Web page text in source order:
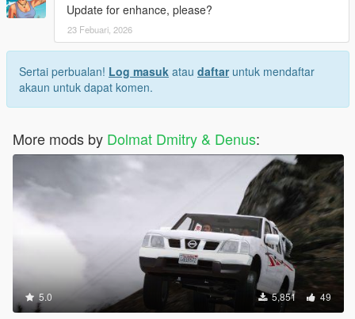
Update for enhance, please?
23 Febuari, 2026
Sertai perbualan! Log masuk atau daftaruntuk mendaftar
akaun untuk dapat komen.
More mods by Dolmat Dmitry & Denus:
5.0 5,851 49